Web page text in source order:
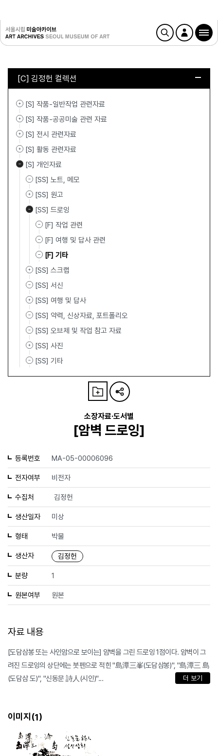
[C] 김정헌 컬렉션
[S] 작품-일반작업 관련자료
[S] 작품-공공미술 관련 자료
[S] 전시 관련자료
[S] 활동 관련자료
[S] 개인자료
[SS] 노트, 메모
[SS] 원고
[SS] 드로잉
[F] 작업 관련
[F] 여행 및 답사 관련
[F] 기타
[SS] 스크랩
[SS] 서신
[SS] 여행 및 답사
[SS] 약력, 신상자료, 포트폴리오
[SS] 오브제 및 작업 참고 자료
[SS] 사진
[SS] 기타
소장자료·도서별
[암벽 드로잉]
등록번호 MA-05-00006096
전자여부 비전자
수집처 김정헌
생산일자 미상
형태 박물
생산자 김정헌
분량 1
원본여부 원본
자료 내용
[도담삼봉 또는 사인암으로 보이는] 암벽을 그린 드로잉 1점이다. 암벽이 그
려진 드로잉의 상단에는 붓펜으로 적힌 "島潭三峯(도담삼봉)", "島潭三 島
(도담삼 도)", "신동문 詩人(시인)"...
더 보기
이미지(1)